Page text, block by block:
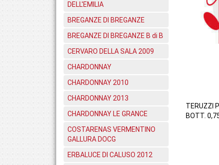
DELL'EMILIA
BREGANZE DI BREGANZE
BREGANZE DI BREGANZE B di B
CERVARO DELLA SALA 2009
CHARDONNAY
CHARDONNAY 2010
CHARDONNAY 2013
CHARDONNAY LE GRANCE
COSTARENAS VERMENTINO
GALLURA DOCG
ERBALUCE DI CALUSO 2012
TERUZZI
BOTT.